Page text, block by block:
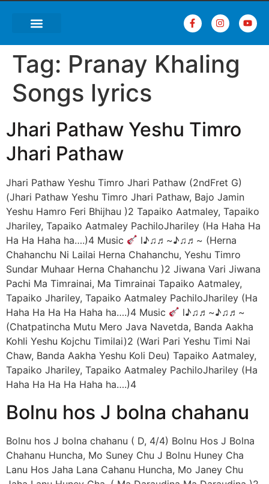
Tag: Pranay Khaling
Songs lyrics
Jhari Pathaw Yeshu Timro
Jhari Pathaw
Jhari Pathaw Yeshu Timro Jhari Pathaw (2ndFret G)
(Jhari Pathaw Yeshu Timro Jhari Pathaw, Bajo Jamin
Yeshu Hamro Feri Bhijhau )2 Tapaiko Aatmaley, Tapaiko
Jhariley, Tapaiko Aatmaley PachiloJhariley (Ha Haha Ha
Ha Ha Haha ha….)4 Music
l♪♫♬~♪♫♬~ (Herna
Chahanchu Ni Lailai Herna Chahanchu, Yeshu Timro
Sundar Muhaar Herna Chahanchu )2 Jiwana Vari Jiwana
Pachi Ma Timrainai, Ma Timrainai Tapaiko Aatmaley,
Tapaiko Jhariley, Tapaiko Aatmaley PachiloJhariley (Ha
Haha Ha Ha Ha Haha ha….)4 Music
l♪♫♬~♪♫♬~
(Chatpatincha Mutu Mero Java Navetda, Banda Aakha
Kohli Yeshu Kojchu Timilai)2 (Wari Pari Yeshu Timi Nai
Chaw, Banda Aakha Yeshu Koli Deu) Tapaiko Aatmaley,
Tapaiko Jhariley, Tapaiko Aatmaley PachiloJhariley (Ha
Haha Ha Ha Ha Haha ha….)4
Bolnu hos J bolna chahanu
Bolnu hos J bolna chahanu ( D, 4/4) Bolnu Hos J Bolna
Chahanu Huncha, Mo Suney Chu J Bolnu Huney Cha
Lanu Hos Jaha Lana Cahanu Huncha, Mo Janey Chu